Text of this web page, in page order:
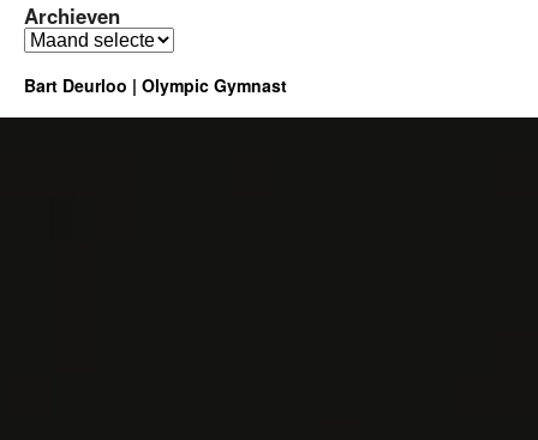
Archieven
Archieven
Bart Deurloo | Olympic Gymnast